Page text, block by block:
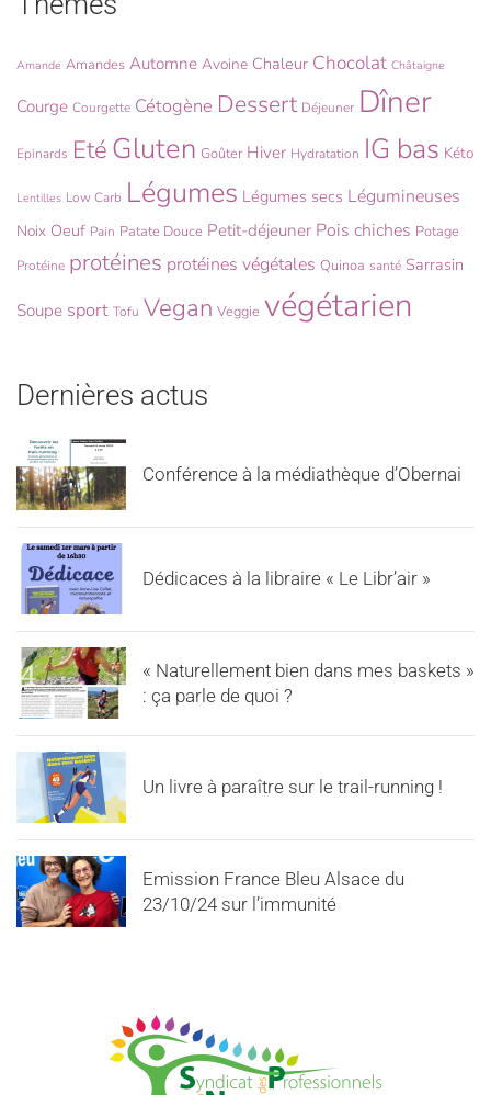
Amande Amandes Automne Avoine Chaleur Chocolat Châtaigne
Courge Courgette Cétogène Dessert Déjeuner Dîner
Epinards Eté Gluten Goûter Hiver Hydratation IG bas Kéto
Lentilles Low Carb Légumes Légumes secs Légumineuses
Noix Oeuf Pain Patate Douce Petit-déjeuner Pois chiches Potage
Protéine protéines protéines végétales Quinoa santé Sarrasin
Soupe sport Tofu Vegan Veggie végétarien
Dernières actus
Conférence à la médiathèque d’Obernai
Dédicaces à la libraire « Le Libr’air »
« Naturellement bien dans mes baskets »
: ça parle de quoi ?
Un livre à paraître sur le trail-running !
Emission France Bleu Alsace du
23/10/24 sur l’immunité